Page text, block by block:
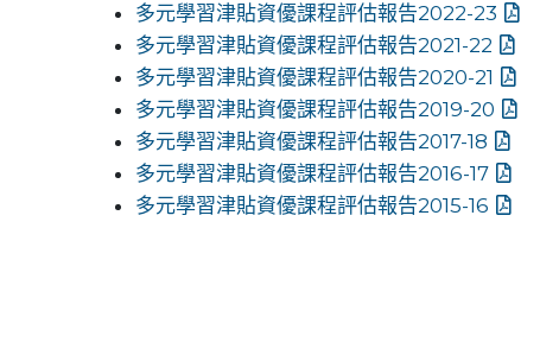
多元學習津貼資優課程評估報告2022-23
多元學習津貼資優課程評估報告2021-22
多元學習津貼資優課程評估報告2020-21
多元學習津貼資優課程評估報告2019-20
多元學習津貼資優課程評估報告2017-18
多元學習津貼資優課程評估報告2016-17
多元學習津貼資優課程評估報告2015-16